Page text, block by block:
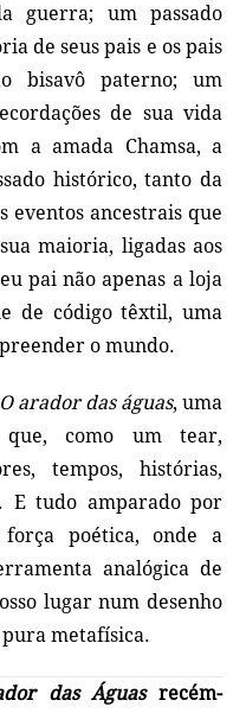
guerra; um passado
de seus pais e os pais
bisavô paterno; um
de sua vida
a amada Chamsa, a
histórico, tanto da
eventos ancestrais que
maioria, ligadas aos
pai não apenas a loja
de código têxtil, uma
o mundo.
O arador das águas, uma
como um tear,
tempos, histórias,
E tudo amparado por
poética, onde a
analógica de
lugar num desenho
metafísica.
das Águasrecém-